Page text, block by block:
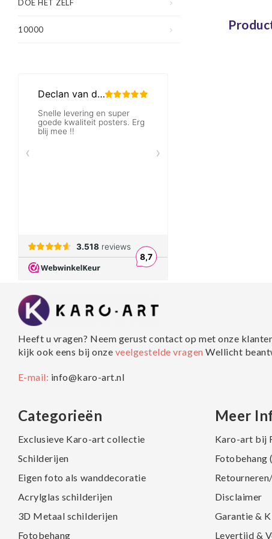
DOE HET ZELF
10000
Heeft u vragen? Neem gerust contact op met onze
kijk ook eens bij onze veelgestelde vragenWellicht
E-mail: info@karo-art.nl
Categorieën
Exclusieve Karo-art collectie
Schilderijen
Eigen foto als wanddecoratie
Acrylglas schilderijen
3D Metaal schilderijen
Fotobehang
Meer
Karo-art bij
Fotobehang
Disclaimer
Garantie &
Levertijd &